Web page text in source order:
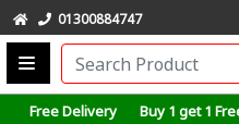
01300884747
Free Delivery Buy 1 get 1